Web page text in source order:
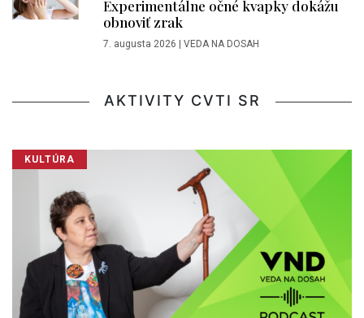
Experimentálne očné kvapky dokážu
obnoviť zrak
7. augusta 2026 VEDA NA DOSAH
AKTIVITY CVTI SR
KULTÚRA